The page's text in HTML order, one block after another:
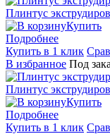
Плинтус
Купить
Подробнее
Купить в 1 клик
В избранное Под
Плинтус
Купить
Подробнее
Купить в 1 клик